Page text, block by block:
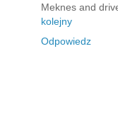
Meknes and
kolejny
Odpowiedz